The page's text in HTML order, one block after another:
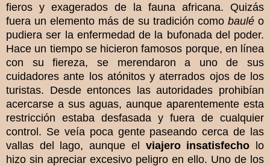
fieros y exagerados de la fauna africana. Quizás
fuera un elemento más de su tradición como baulé o
pudiera ser la enfermedad de la bufonada del poder.
Hace un tiempo se hicieron famosos porque, en línea
con su fiereza, se merendaron a uno de sus
cuidadores ante los atónitos y aterrados ojos de los
turistas. Desde entonces las autoridades prohibían
acercarse a sus aguas, aunque aparentemente esta
restricción estaba desfasada y fuera de cualquier
control. Se veía poca gente paseando cerca de las
vallas del lago, aunque el viajero insatisfecho lo
hizo sin apreciar excesivo peligro en ello. Uno de los